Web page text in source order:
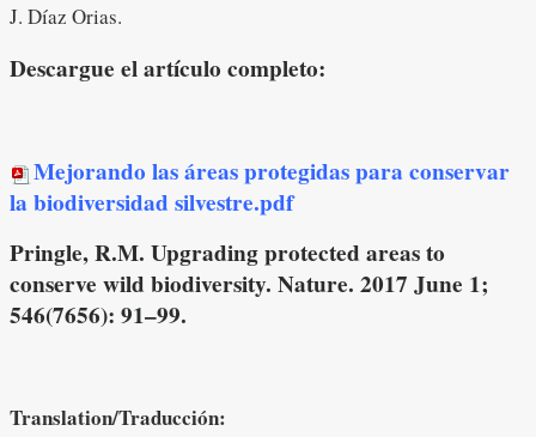
J. Díaz Orias.
Descargue el artículo completo:
Mejorando las áreas protegidas para conservar
la biodiversidad silvestre.pdf
Pringle, R.M. Upgrading protected areas to
conserve wild biodiversity. Nature. 2017 June 1;
546(7656): 91–99.
Translation/Traducción: